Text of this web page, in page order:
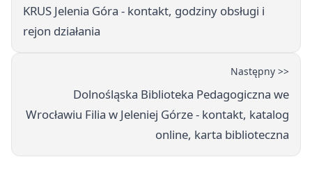
KRUS Jelenia Góra - kontakt, godziny obsługi i
rejon działania
Następny >>
Dolnośląska Biblioteka Pedagogiczna we
Wrocławiu Filia w Jeleniej Górze - kontakt, katalog
online, karta biblioteczna